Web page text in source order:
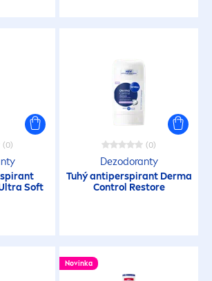
(0)
Soft
(0)
Dezodoranty
Tuhý antiperspirant Derma
Control Restore
Novinka